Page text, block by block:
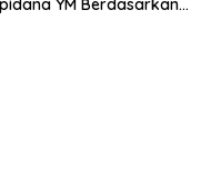
YM Berdasarkan